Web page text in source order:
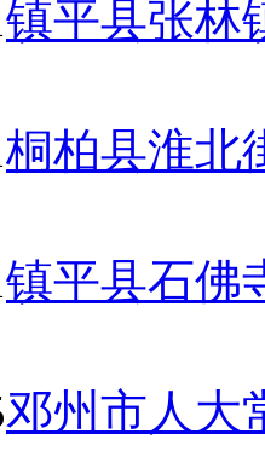
镇平县张林
桐柏县淮北
镇平县石佛
邓州市人大